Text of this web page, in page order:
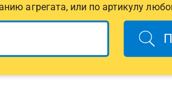
агрегата, или по артикулу